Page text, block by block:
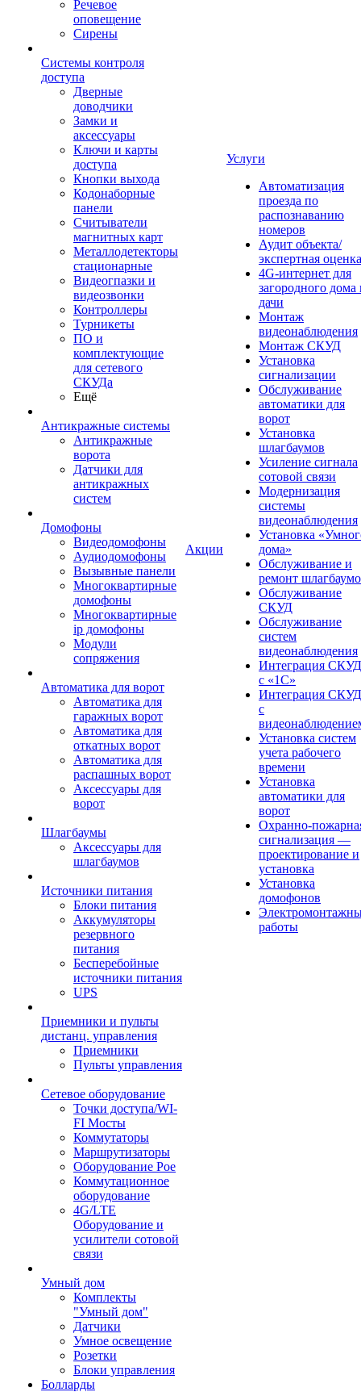
Речевое
оповещение
Сирены
Системы контроля
доступа
Дверные
доводчики
Замки и
аксессуары
Ключи и карты
доступа
Кнопки выхода
Кодонаборные
панели
Считыватели
магнитных карт
Металлодетекторы
стационарные
Видеогпазки и
видеозвонки
Контроллеры
Турникеты
ПО и
комплектующие
для сетевого
СКУДа
Ещё
Антикражные системы
Антикражные
ворота
Датчики для
антикражных
систем
Домофоны
Видеодомофоны
Аудиодомофоны
Вызывные панели
Многоквартирные
домофоны
Многоквартирные
ip домофоны
Модули
сопряжения
Автоматика для ворот
Автоматика для
гаражных ворот
Автоматика для
откатных ворот
Автоматика для
распашных ворот
Аксессуары для
ворот
Шлагбаумы
Аксессуары для
шлагбаумов
Источники питания
Блоки питания
Аккумуляторы
резервного
питания
Бесперебойные
источники питания
UPS
Приемники и пульты
дистанц. управления
Приемники
Пульты управления
Сетевое оборудование
Точки доступа/WI-
FI Мосты
Коммутаторы
Маршрутизаторы
Оборудование Poe
Коммутационное
оборудование
4G/LTE
Оборудование и
усилители сотовой
связи
Умный дом
Комплекты
"Умный дом"
Датчики
Умное освещение
Розетки
Блоки управления
Болларды
Акции
Услуги
Автоматизация
проезда по
распознаванию
номеров
Аудит объекта/
экспертная оценка
4G-интернет для
загородного дома
дачи
Монтаж
видеонаблюдения
Монтаж СКУД
Установка
сигнализации
Обслуживание
автоматики для
ворот
Установка
шлагбаумов
Усиление сигнала
сотовой связи
Модернизация
системы
видеонаблюдения
Установка
дома»
Обслуживание и
ремонт
Обслуживание
СКУД
Обслуживание
систем
видеонаблюдения
Интеграция СКУД
с «1С»
Интеграция СКУД
с
Установка систем
учета рабочего
времени
Установка
автоматики для
ворот
Охранно-
сигнализация —
проектирование и
установка
Установка
домофонов
работы